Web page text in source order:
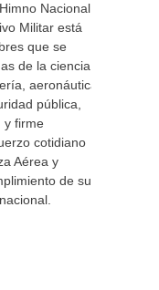
Nacional
Militar está
que se
de la ciencia y
aeronáutica,
pública,
y firme
cotidiano
Aérea y
de sus